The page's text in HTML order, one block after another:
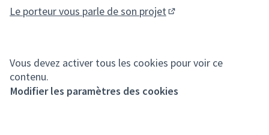
Le porteur vous parle de son projet
Vous devez activer tous les cookies pour voir ce
contenu.
Modifier les paramètres des cookies